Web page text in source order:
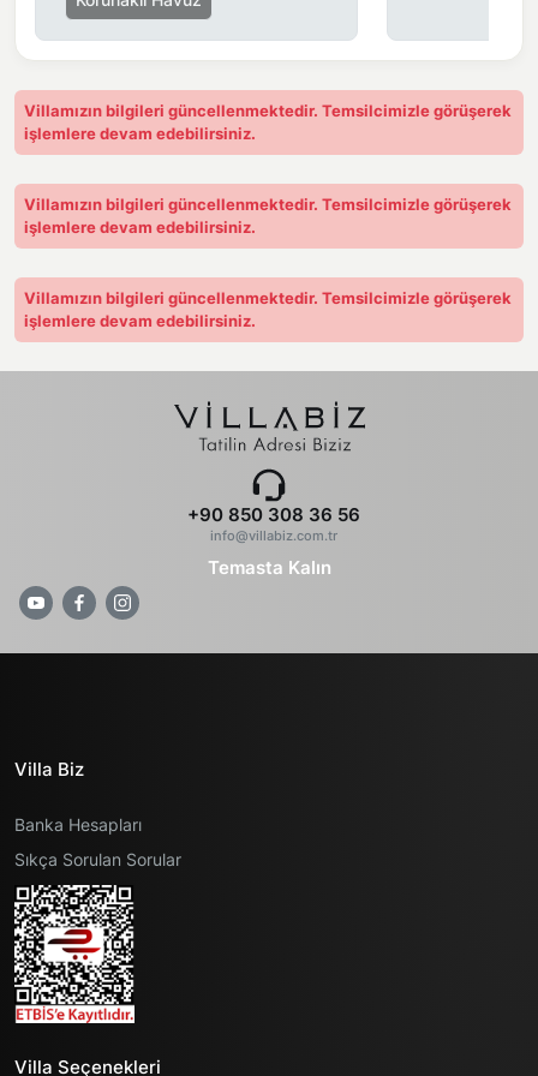
zarar ziyan, kayıp gibi herhangi bir problem olmadığı
takdirde villa çıkışında iade edilmektedir.
Villamızın bilgileri güncellenmektedir. Temsilcimizle görüşerek
işlemlere devam edebilirsiniz.
Villamızın bilgileri güncellenmektedir. Temsilcimizle görüşerek
işlemlere devam edebilirsiniz.
Villamızın bilgileri güncellenmektedir. Temsilcimizle görüşerek
işlemlere devam edebilirsiniz.
+90 850 308 36 56
info@villabiz.com.tr
Temasta Kalın
Villa Biz
Banka Hesapları
Sıkça Sorulan Sorular
Villa Seçenekleri